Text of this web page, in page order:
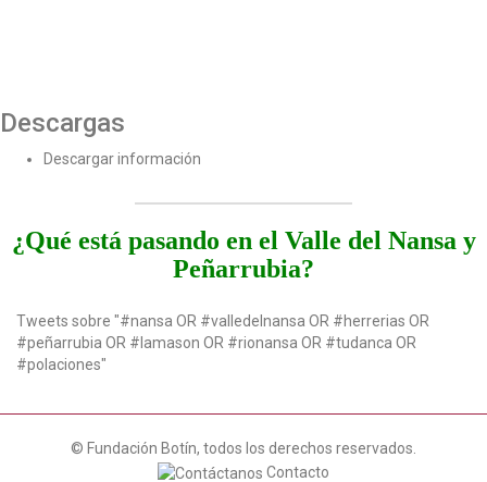
Descargas
Descargar información
¿Qué está pasando en el Valle del Nansa y
Peñarrubia?
Tweets sobre "#nansa OR #valledelnansa OR #herrerias OR
#peñarrubia OR #lamason OR #rionansa OR #tudanca OR
#polaciones"
© Fundación Botín, todos los derechos reservados.
Contacto